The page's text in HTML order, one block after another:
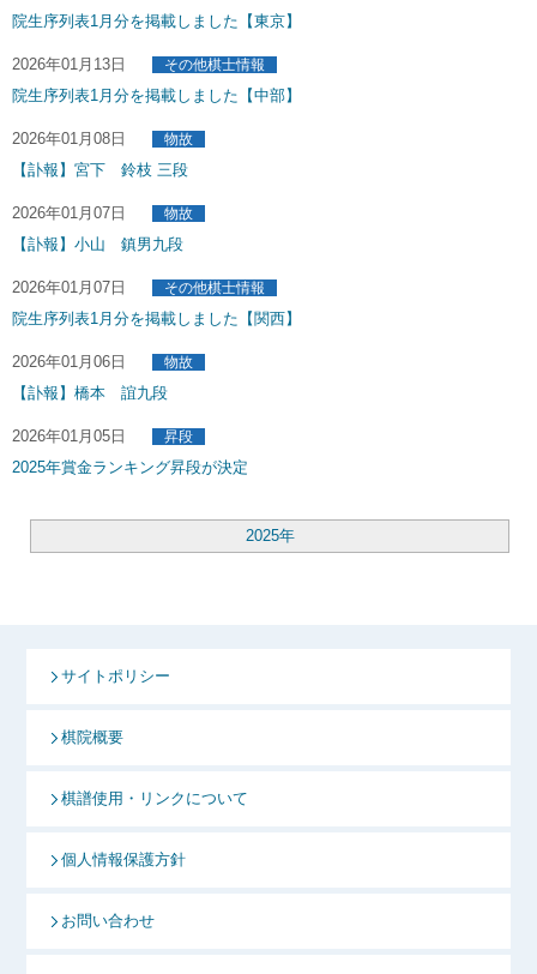
院生序列表1月分を掲載しました【東京】
2026年01月13日 その他棋士情報
院生序列表1月分を掲載しました【中部】
2026年01月08日 物故
【訃報】宮下 鈴枝 三段
2026年01月07日 物故
【訃報】小山 鎮男九段
2026年01月07日 その他棋士情報
院生序列表1月分を掲載しました【関西】
2026年01月06日 物故
【訃報】橋本 誼九段
2026年01月05日 昇段
2025年賞金ランキング昇段が決定
2025年
サイトポリシー
棋院概要
棋譜使用・リンクについて
個人情報保護方針
お問い合わせ